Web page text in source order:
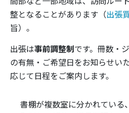
整となることがあります（出張
旨）。
出張は事前調整制です。冊数・
の有無・ご希望日をお知らせい
応じて日程をご案内します。
書棚が複数室に分かれている